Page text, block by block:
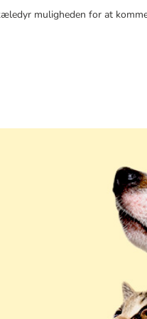
muligheden for at